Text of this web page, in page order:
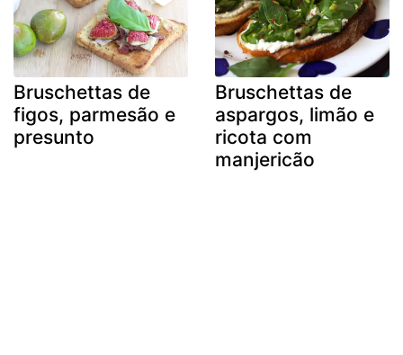
Bruschettas de
figos, parmesão e
presunto
Bruschettas de
aspargos, limão e
ricota com
manjericão